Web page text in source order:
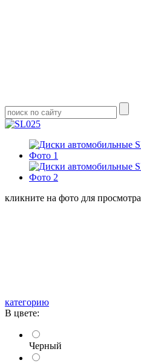
кликните на фото для просмотра
категорию
В цвете:
Черный